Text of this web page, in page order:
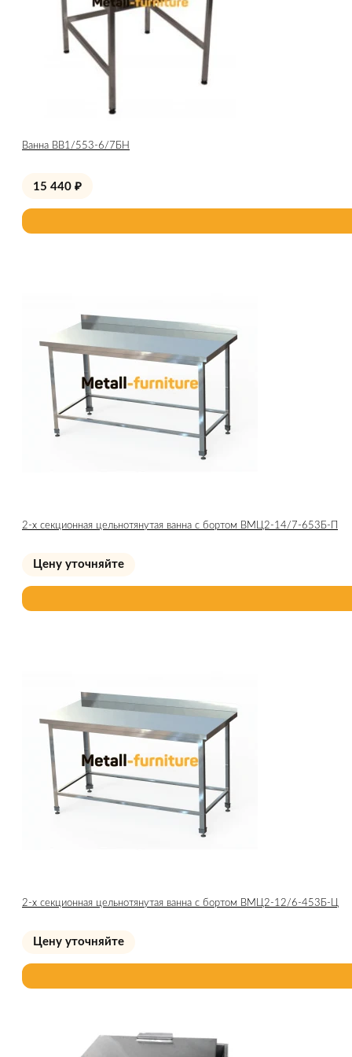
Ванна ВВ1/553-6/7БН
15 440 ₽
2-х секционная цельнотянутая ванна с бортом ВМЦ2-14/7-653Б-П
Цену уточняйте
2-х секционная цельнотянутая ванна с бортом ВМЦ2-12/6-453Б-Ц
Цену уточняйте